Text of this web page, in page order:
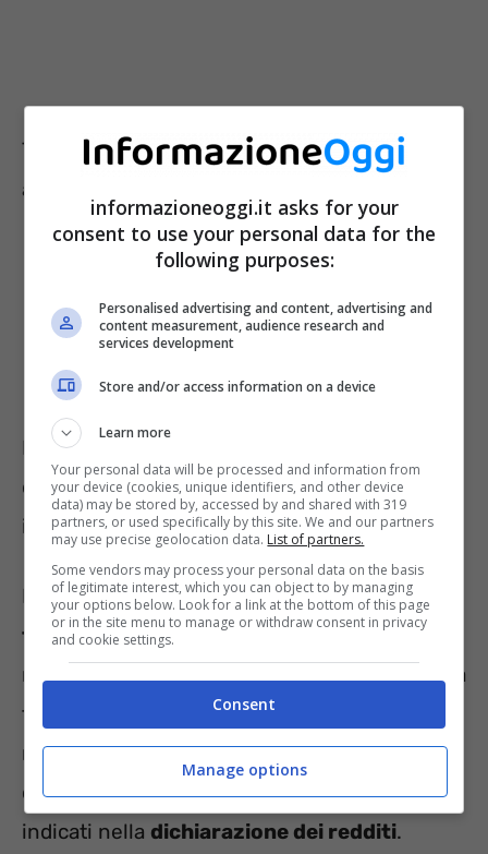
Tra le cd. unità immobiliari abbiamo tra gli
altri:
gli appartamenti
i box auto
i negozi
le ville
Inoltre le aree occupate dalle costruzioni e
quelle che ne formano pertinenze sono parti
integranti delle unità immobiliari.
Ebbene, in riferimento alreddito da
fabbricatiè opportuno chiarire che talvolta
non va dichiarato alFisco. Infatti la normativa
fiscale include dei casi, nei quali gli immobili
non producono reddito di fabbricati (art. 36,
comma 3 TUIR) e, di conseguenza, non vanno
indicati nella dichiarazione dei redditi.
informazioneoggi.it asks for your
consent to use your personal data for the
following purposes:
Personalised advertising and content, advertising and
content measurement, audience research and
services development
Store and/or access information on a device
Learn more
Your personal data will be processed and information from
your device (cookies, unique identifiers, and other device
data) may be stored by, accessed by and shared with 319
partners, or used specifically by this site. We and our partners
may use precise geolocation data. List of partners.
Some vendors may process your personal data on the basis
of legitimate interest, which you can object to by managing
your options below. Look for a link at the bottom of this page
or in the site menu to manage or withdraw consent in privacy
and cookie settings.
Consent
Manage options